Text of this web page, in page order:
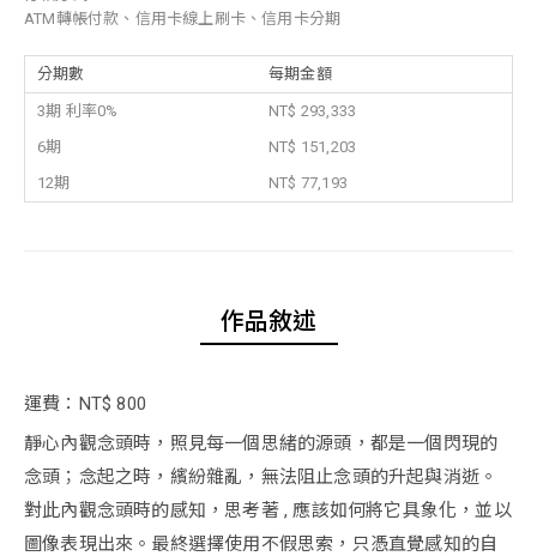
ATM轉帳付款、信用卡線上刷卡、信用卡分期
分期數 每期金額
3期 利率0%
NT$ 293,333
6期
NT$ 151,203
12期
NT$ 77,193
作品敘述
運費：NT$ 800
靜心內觀念頭時，照見每一個思緒的源頭，都是一個閃現的
念頭；念起之時，繽紛雜亂，無法阻止念頭的升起與消逝。
對此內觀念頭時的感知，思考著 , 應該如何將它具象化，並以
圖像表現出來。最終選擇使用不假思索，只憑直覺感知的自